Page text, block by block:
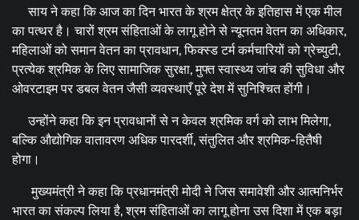
साय ने कहा कि आज का दिन भारत के श्रम क्षेत्र के इतिहास में एक मील
का पत्थर है। चारों श्रम संहिताओं के लागू होने से न्यूनतम वेतन का अधिकार,
महिलाओं को समान वेतन का प्रावधान, फिक्स्ड टर्म कर्मचारियों को ग्रेच्युटी,
प्रत्येक श्रमिक के लिए सामाजिक सुरक्षा, मुफ्त स्वास्थ्य जांच की सुविधा और
ओवरटाइम पर डबल वेतन जैसी व्यवस्थाएँ पूरे देश में सुनिश्चित होंगी।
उन्होंने कहा कि इन प्रावधानों से न केवल श्रमिक वर्ग को लाभ मिलेगा,
बल्कि औद्योगिक वातावरण अधिक पारदर्शी, संतुलित और श्रमिक-हितैषी
होगा।
मुख्यमंत्री ने कहा कि प्रधानमंत्री मोदी ने जिस समावेशी और आत्मनिर्भर
भारत का संकल्प लिया है, श्रम संहिताओं का लागू होना उस दिशा में एक बड़ा